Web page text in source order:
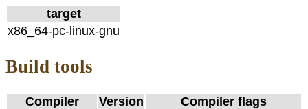
target
x86_64-pc-linux-gnu
Build tools
Compiler Version Compiler flags